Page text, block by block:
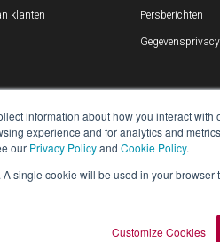
information about how you interact with
experience and for analytics and
our Privacy Policyand Cookie Policy.
single cookie will be used in your
Customize Cookies
klanten
Persberichten
PRIVACYBELEID VERSLAG OVER